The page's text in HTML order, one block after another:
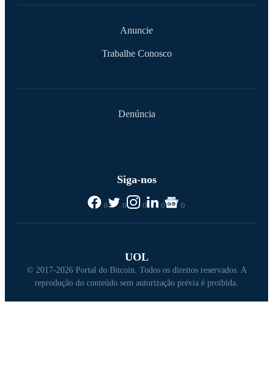
Anuncie
Trabalhe Conosco
Denúncia
Siga-nos
0 0 0 0 0
UOL
© 2017-2026 Portal do Bitcoin. Todos os direitos reservados. A
reprodução do conteúdo sem autorização prévia é proibida.